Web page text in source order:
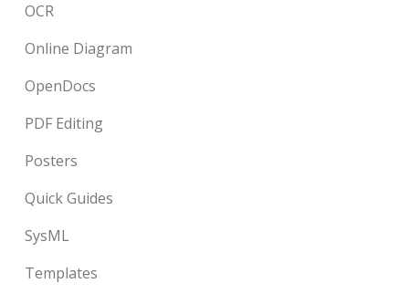
OCR
Online Diagram
OpenDocs
PDF Editing
Posters
Quick Guides
SysML
Templates